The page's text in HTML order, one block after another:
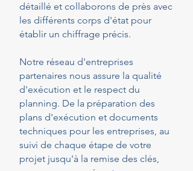
détaillé et collaborons de près avec
les différents corps d'état pour
établir un chiffrage précis.
Notre réseau d'entreprises
partenaires nous assure la qualité
d'exécution et le respect du
planning. De la préparation des
plans d'exécution et documents
techniques pour les entreprises, au
suivi de chaque étape de votre
projet jusqu'à la remise des clés,